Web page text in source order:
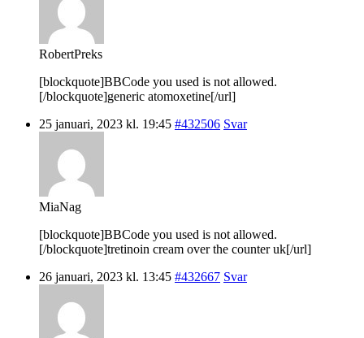
RobertPreks
[blockquote]BBCode you used is not allowed.
[/blockquote]generic atomoxetine[/url]
25 januari, 2023 kl. 19:45 #432506 Svar
MiaNag
[blockquote]BBCode you used is not allowed.
[/blockquote]tretinoin cream over the counter uk[/url]
26 januari, 2023 kl. 13:45 #432667 Svar